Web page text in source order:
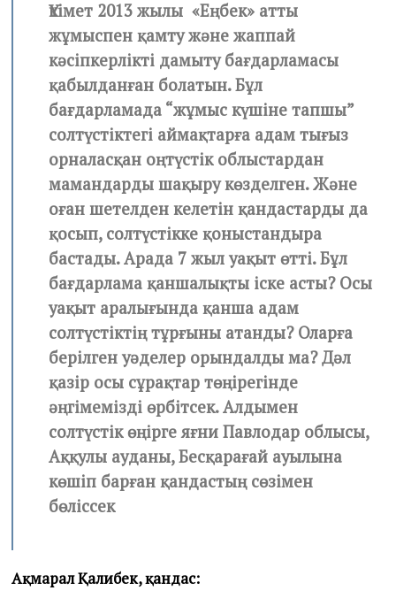
Үкімет 2013 жылы «Еңбек» атты
жұмыспен қамту және жаппай
кәсіпкерлікті дамыту бағдарламасы
қабылданған болатын. Бұл
бағдарламада “жұмыс күшіне тапшы”
солтүстіктегі аймақтарға адам тығыз
орналасқан оңтүстік облыстардан
мамандарды шақыру көзделген. Және
оған шетелден келетін қандастарды да
қосып, солтүстікке қоныстандыра
бастады. Арада 7 жыл уақыт өтті. Бұл
бағдарлама қаншалықты іске асты? Осы
уақыт аралығында қанша адам
солтүстіктің тұрғыны атанды? Оларға
берілген уәделер орындалды ма? Дәл
қазір осы сұрақтар төңірегінде
әңгімемізді өрбітсек. Алдымен
солтүстік өңірге яғни Павлодар облысы,
Аққулы ауданы, Бесқарағай ауылына
көшіп барған қандастың сөзімен
бөліссек
Ақмарал Қалибек, қандас: